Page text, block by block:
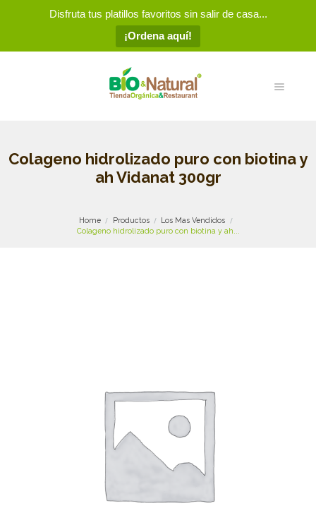
Disfruta tus platillos favoritos sin salir de casa...
¡Ordena aquí!
Colageno hidrolizado puro con biotina y
ah Vidanat 300gr
Home Productos
Los Mas Vendidos
Colageno hidrolizado puro con biotina y ah...